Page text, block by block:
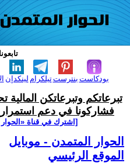
لينكدإن تيلكرامبنترست بودكاست
تبرعاتكم وتبرعاتكن المالية
فشاركونا في دعم
[اشترك في قناة
الحوار المتمدن - موبايل
الموقع الرئيسي